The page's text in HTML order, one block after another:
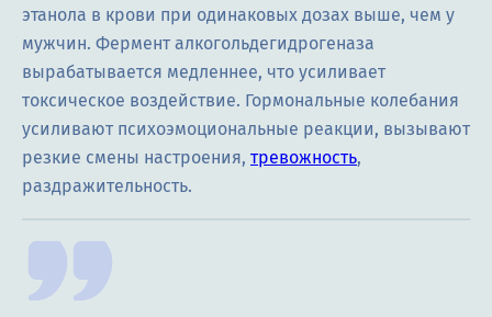
этанола в крови при одинаковых дозах выше, чем у
мужчин. Фермент алкогольдегидрогеназа
вырабатывается медленнее, что усиливает
токсическое воздействие. Гормональные колебания
усиливают психоэмоциональные реакции, вызывают
резкие смены настроения, тревожность,
раздражительность.